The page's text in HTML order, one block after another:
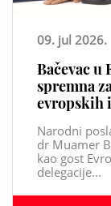
09. jul 2026.
Bačevac u
spremna
evropskih
Narodni
dr Muamer
kao gost
delegacije...